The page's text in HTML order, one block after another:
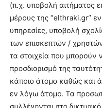
(π.χ. υποβολή αιτήματος
μέρους της “elthraki.gr”
υπηρεσίες, υποβολή
των επισκεπτών /
τα στοιχεία που μπορούν
προσδιορισμό της
κάποιο άτομο καθώς και
εν λόγω άτομο. Τα